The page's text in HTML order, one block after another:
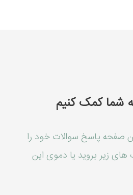
شما کمک کنیم
صفحه پاسخ سوالات خود را
های زیر بروید یا دموی این